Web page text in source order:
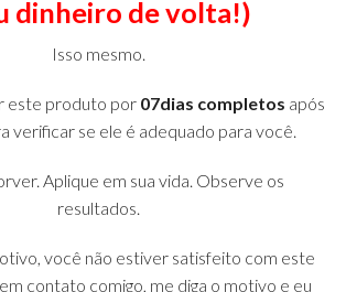
dinheiro de volta!)
Isso mesmo.
este produto por 07dias completos após
verificar se ele é adequado para você.
Aplique em sua vida. Observe os
resultados.
você não estiver satisfeito com este
contato comigo, me diga o motivo e eu